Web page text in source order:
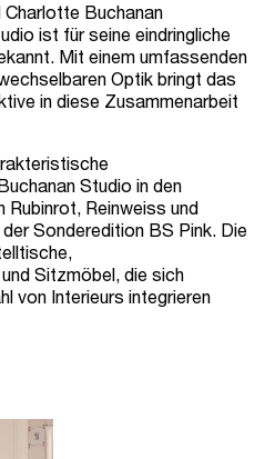
Charlotte Buchanan
ist für seine eindringliche
Mit einem umfassenden
Optik bringt das
in diese Zusammenarbeit
Studio in den
Reinweiss und
Sonderedition BS Pink. Die
Sitzmöbel, die sich
von Interieurs integrieren